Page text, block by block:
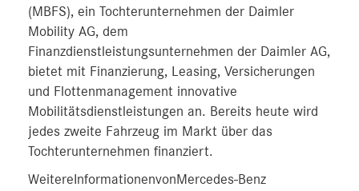
(MBFS), ein Tochterunternehmen der Daimler
Mobility AG, dem
Finanzdienstleistungsunternehmen der Daimler AG,
bietet mit Finanzierung, Leasing, Versicherungen
und Flottenmanagement innovative
Mobilitätsdienstleistungen an. Bereits heute wird
jedes zweite Fahrzeug im Markt über das
Tochterunternehmen finanziert.
WeitereInformationenvonMercedes-Benz